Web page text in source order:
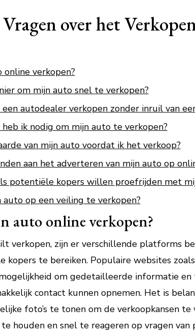
over het
online verkopen?
om mijn auto snel te verkopen?
een autodealer verkopen zonder inruil van
ik nodig om mijn auto te verkopen?
van mijn auto voordat ik het verkoop?
aan het adverteren van mijn auto op
potentiële kopers willen proefrijden met
op een veiling te verkopen?
auto online verkopen?
verkopen, zijn er verschillende platforms
kopers te bereiken. Populaire websites
om gedetailleerde informatie en
contact kunnen opnemen. Het is
foto’s te tonen om de verkoopkansen
houden en snel te reageren op vragen